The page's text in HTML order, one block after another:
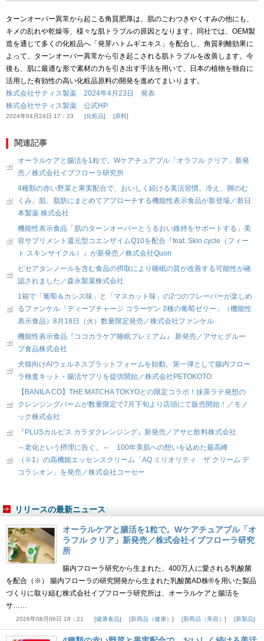
ターンオーバー異常から起こる角質肥厚は、肌のごわつきやくすみの他にも、
キメの乱れや乾燥等、様々な肌トラブルの原因となります。同社では、OEM製
造を通じて多くの化粧品へ「発芽ハトムギエキス」を配合し、角質剥離効果に
よって、ターンオーバー異常から引き起こされる肌トラブルを改善します。今
後も、肌に最適な形で素材の力を引き出す手法を用いて、日本の植物を独自に
活用した有効性の高い化粧品原料の開発を進めてまいります。
株式会社サティス製薬 2024年4月23日 発表
株式会社サティス製薬 公式HP
2024年04月24日 17：23 化粧品 原料
関連記事
オーラルケアと腸活を1粒で。Wケアチュアブル「オラフル クリア」新発
売／株式会社イブフローラ研究所
4種類の赤い野菜と果実配合で、おいしく続ける美活習慣。冷え、脚のむ
くみ、肌、脂肪にまとめてアプローチする機能性表示食品が新登場／新日
本製薬 株式会社
機能性表示食品「肌のターンオーバーとうるおい維持をサポートする」美
容サプリメント還元型コエンザイムQ10を配合『feat. Skin cycle（フィー
ト スキンサイクル）』が新発売／株式会社Quon
ピセアタンノールを含む食品の摂取により睡眠の質が改善する可能性が確
認されました／森永製菓株式会社
1箱で「葡萄＆カシス味」と「マスカット味」の2つのフレーバーが楽しめ
るファンケル「ディープチャージ コラーゲン 2種の葡萄ゼリー」（機能性
表示食品）8月18日（火）数量限定発売／株式会社ファンケル
機能性表示食品『ココカラケア睡眠プレミアム』 新発売／アサヒグルー
プ食品株式会社
犬猫向けAIウェルネスプラットフォームを始動。第一弾として腸内フロー
ラ検査キット・腸活サプリを提供開始／株式会社PETOKOTO
【BANILA CO】THE MATCHA TOKYOとの限定コラボ！抹茶ラテ発想の
クレンジングバームが数量限定で7月下旬より店頭にて販売開始！／モノ
ック株式会社
『PLUSカルピス カラダクレンジング』新発売／アサヒ飲料株式会社
～老化という摂理に告ぐ。～ 100年美肌への想いを込めた最高峰
（※1）の高機能エッセンスクリーム「AQ ミリオリティ ザ クリーム デ
コラシオン」を発売／株式会社コーセー
リリースの最新ニュース
オーラルケアと腸活を1粒で。Wケアチュアブル「オ
ラフル クリア」新発売／株式会社イブフローラ研究
所
腸内フローラ研究から生まれた、400万人に愛される乳酸菌
を配合（※） 腸内フローラの研究開発から生まれた乳酸菌AD株®を用いた製品
づくりに取り組む株式会社イブフローラ研究所は、オーラルケアと腸活を
サ……
2026年08月06日 18：21 健康食品 新商品（健康） 新商品（美容） 新製品